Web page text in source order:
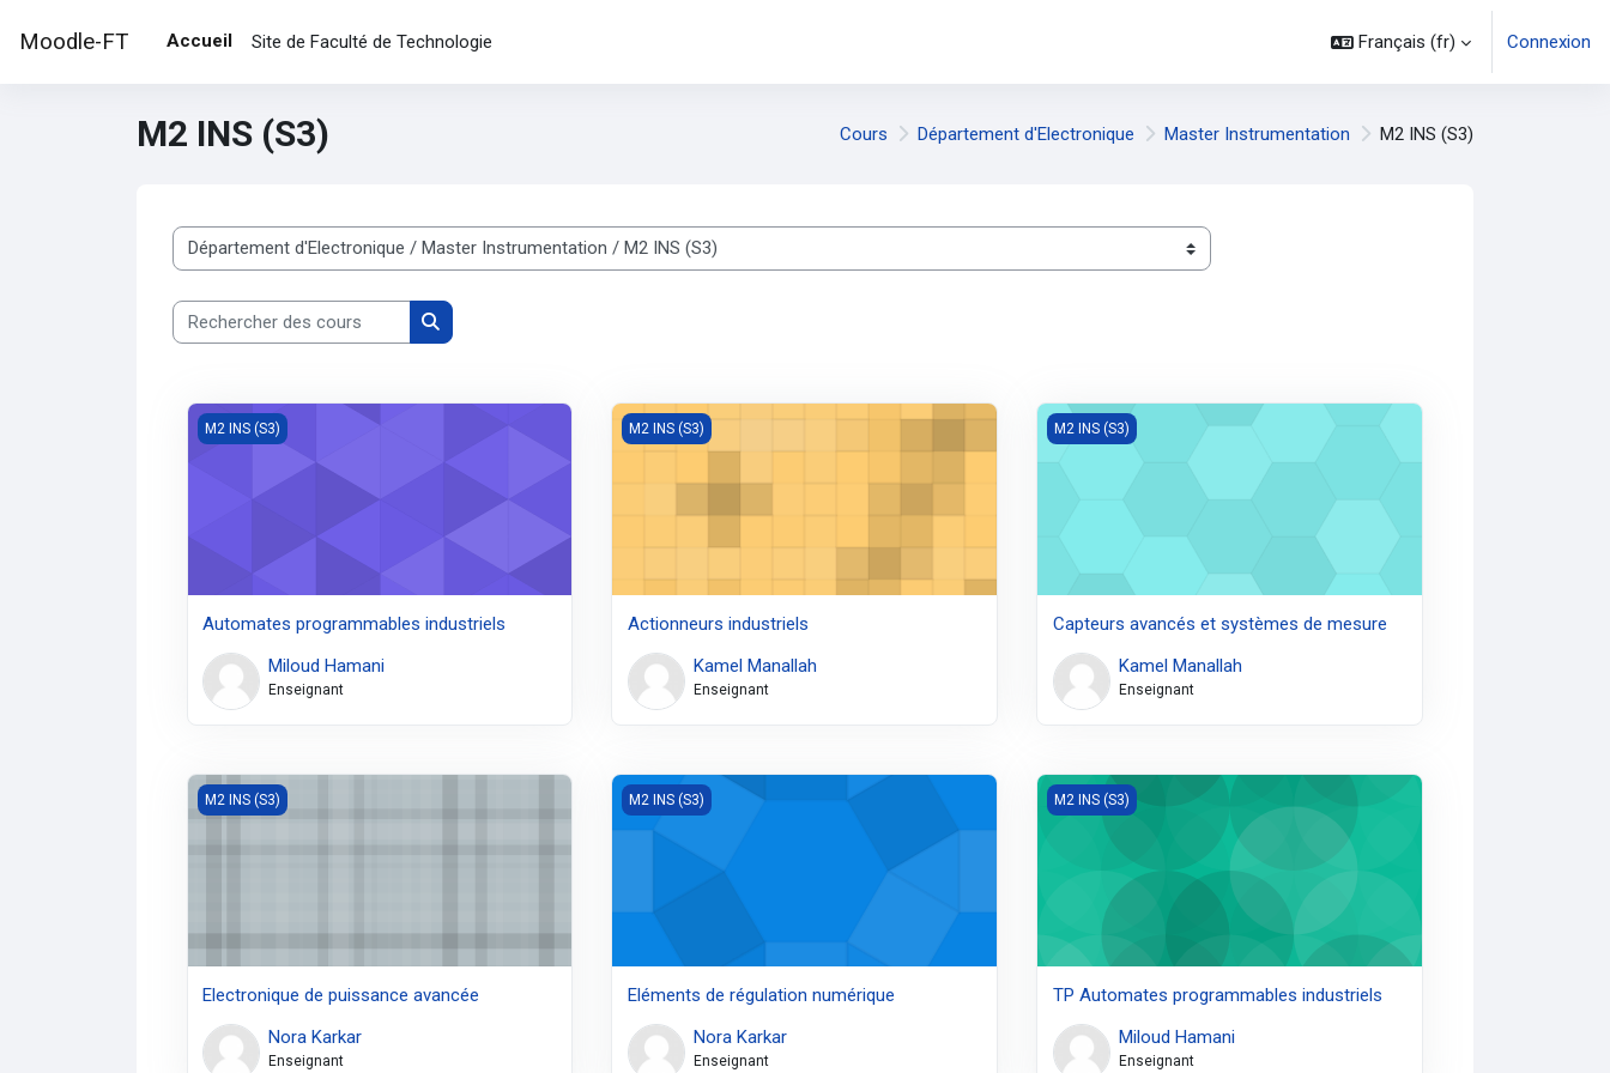
Moodle-FT Accueil Site de Faculté de Technologie Français ‎(fr)‎ Connexion
M2 INS (S3) Cours Département d'Electronique Master Instrumentation M2 INS (S3)
Catégories de cours
Rechercher des cours
Rechercher des cours
Automates programmables industriels
M2 INS (S3)
Automates programmables industriels
Miloud Hamani
Enseignant
Actionneurs industriels
M2 INS (S3)
Actionneurs industriels
Kamel Manallah
Enseignant
Capteurs avancés et systèmes de mesure
M2 INS (S3)
Capteurs avancés et systèmes de mesure
Kamel Manallah
Enseignant
Electronique de puissance avancée
M2 INS (S3)
Electronique de puissance avancée
Nora Karkar
Enseignant
Eléments de régulation numérique
M2 INS (S3)
Eléments de régulation numérique
Nora Karkar
Enseignant
TP Automates programmables industriels
M2 INS (S3)
TP Automates programmables industriels
Miloud Hamani
Enseignant